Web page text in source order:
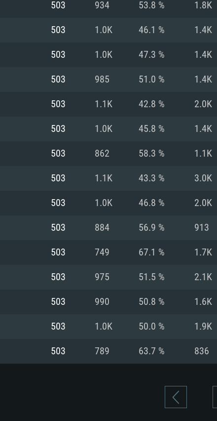
스템 요구사항
AMD
)
권장 사양
운영체제: Windows
프로세서: Intel Core i5
메모리: 16 GB 이상
그래픽 카드: DirectX
Xeon 은 지
Mac 버전
)
권장 사양
운영체제: Mac OS Big
프로세서: Core i7
상
네트워크: 브로드밴드
여유 저장 공간: 62.2
래픽 드라
라이버를
원 해상도
권장 사양
운영체제: Ubuntu
프로세서: Intel Core i7
메모리: 16 GB
그래픽 카드: Vulkan
와 동급의 성능을 가
지원하는 AMD RX
503 934 53.8 % 1.8K
503 1.0K 46.1 % 1.4K
503 1.0K 47.3 % 1.4K
503 985 51.0 % 1.4K
503 1.1K 42.8 % 2.0K
503 1.0K 45.8 % 1.4K
503 862 58.3 % 1.1K
503 1.1K 43.3 % 3.0K
503 1.0K 46.8 % 2.0K
503 884 56.9 % 913
503 749 67.1 % 1.7K
503 975 51.5 % 2.1K
503 990 50.8 % 1.6K
503 1.0K 50.0 % 1.9K
503 789 63.7 % 836